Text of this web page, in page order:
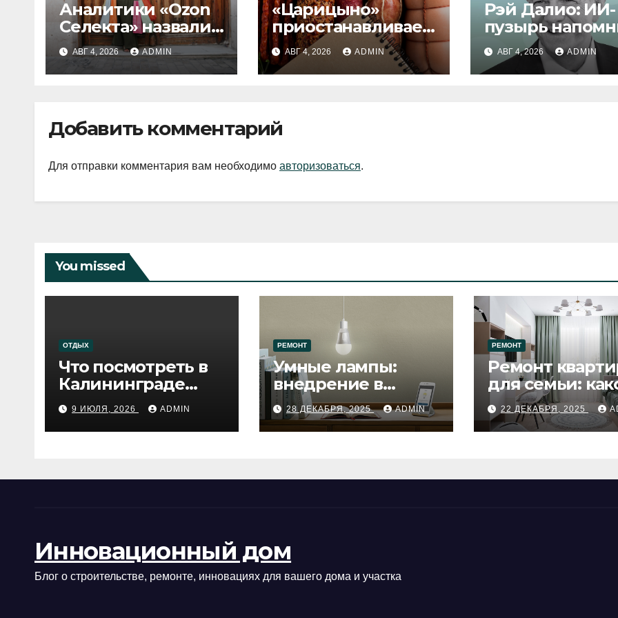
Аналитики «Ozon
Селекта» назвали
fashion-тренды
2026 года
АВГ 4, 2026 ADMIN
«Царицыно»
приостанавливает
выпуск продукции
АВГ 4, 2026 ADMIN
Рэй Далио: ИИ-
пузырь
1929 и 2000
АВГ 4, 2026 ADMIN
Добавить комментарий
Для отправки комментария вам необходимо авторизоваться.
You missed
ОТДЫХ
Что посмотреть в
Калининграде
сегодня:
путеводитель по
самому западному
9 ИЮЛЯ, 2026 ADMIN
РЕМОНТ
Умные лампы:
внедрение в
процесс ремонта
28 ДЕКАБРЯ, 2025 ADMIN
РЕМОНТ
Ремонт
для семьи:
будет удобен
22 ДЕКАБРЯ, 2025
Инновационный дом
Блог о строительстве, ремонте, инновациях для вашего дома и участка